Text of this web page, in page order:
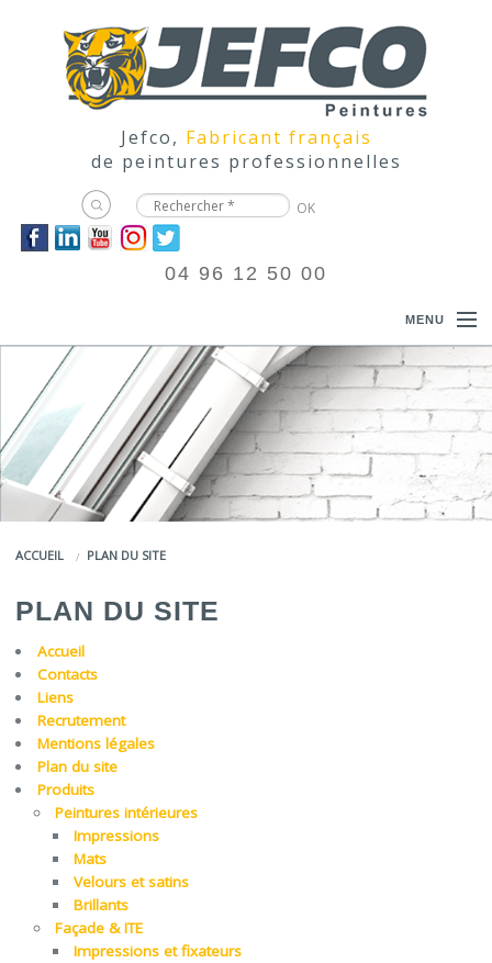
Jefco, Fabricant français
de peintures professionnelles
04 96 12 50 00
MENU
ACCUEIL
PRODUITS
DOCUMENTATIONS
COULEURS
LA MARQUE JEFCO®
ACCUEIL PLAN DU SITE
PLAN DU SITE
Accueil
Contacts
Liens
Recrutement
Mentions légales
Plan du site
Produits
Peintures intérieures
Impressions
Mats
Velours et satins
Brillants
Façade & ITE
Impressions et fixateurs